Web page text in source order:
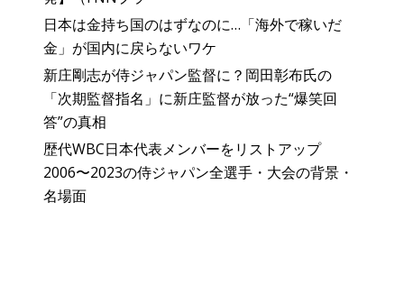
日本は金持ち国のはずなのに…「海外で稼いだ
金」が国内に戻らないワケ
新庄剛志が侍ジャパン監督に？岡田彰布氏の
「次期監督指名」に新庄監督が放った“爆笑回
答”の真相
歴代WBC日本代表メンバーをリストアップ
2006〜2023の侍ジャパン全選手・大会の背景・
名場面